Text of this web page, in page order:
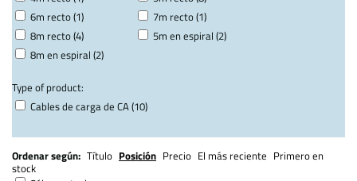
6m recto (1)
7m recto (1)
8m recto (4)
5m en espiral (2)
8m en espiral (2)
Type of product:
Cables de carga de CA (10)
Ordenar según: Título Posición Precio El más reciente Primero en
stock